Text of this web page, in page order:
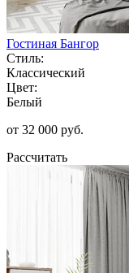
Гостиная Бангор
Стиль:
Классический
Цвет:
Белый
от 32 000 руб.
Рассчитать